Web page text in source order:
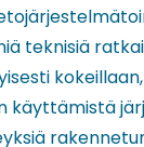
teknisiä
käyttämistä